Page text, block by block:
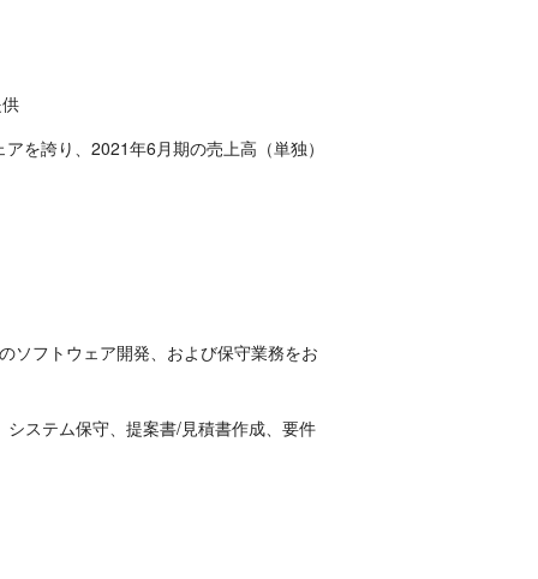
を誇り、2021年6月期の売上高（単独）
ソフトウェア開発、および保守業務をお
ステム保守、提案書/見積書作成、要件